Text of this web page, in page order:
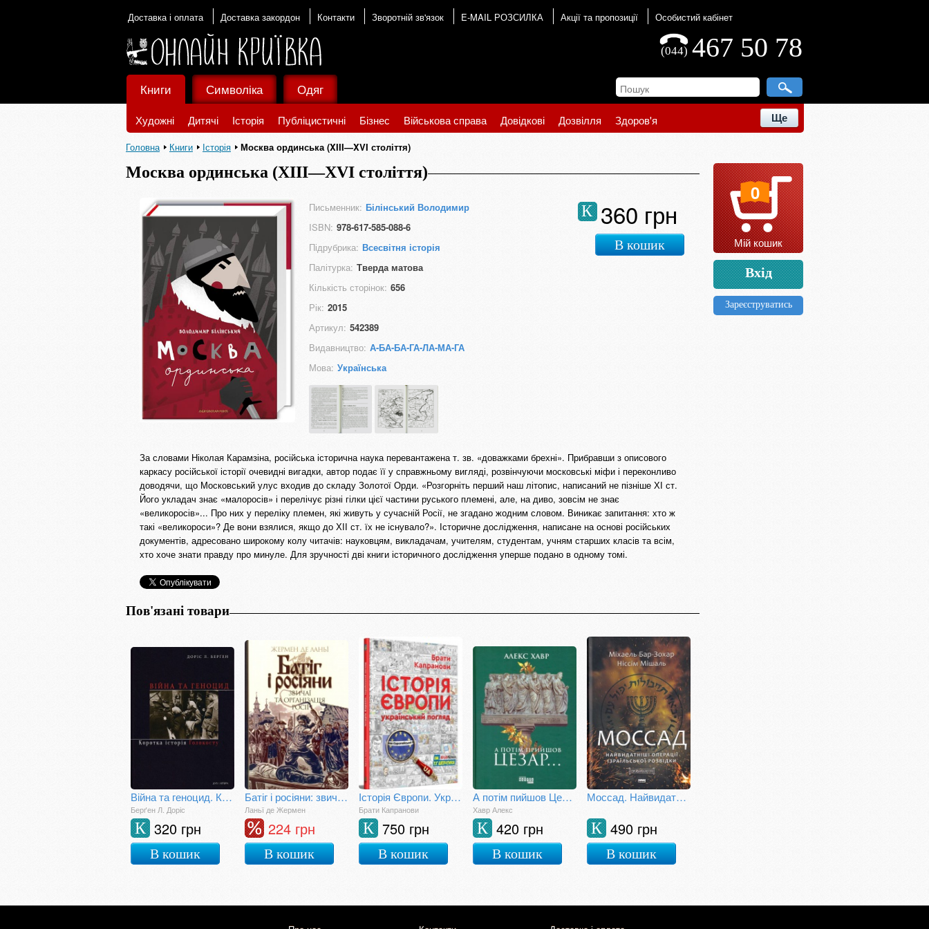
Доставка і оплата Доставка закордон Контакти Зворотній зв'язок E-MAIL РОЗСИЛКА Акції та пропозиції Особистий кабінет
467 50 78
(044)
Книги
Художні Дитячі Історія Публіцистичні Бізнес Військова справа Довідкові Дозвілля Здоров'я Ще
Символіка Одяг
Головна Книги Історія Москва ординська (XIII—XVI століття)
Москва ординська (XIII—XVI століття)
Письменник: Білінський Володимир
ISBN: 978-617-585-088-6
Підрубрика: Всесвітня історія
Палітурка: Тверда матова
Кількість сторінок: 656
Рік: 2015
Артикул: 542389
Видавництво: А-БА-БА-ГА-ЛА-МА-ГА
Мова: Українська
360 грн
К
В кошик
За словами Ніколая Карамзіна, російська історична наука перевантажена т. зв. «доважками брехні». Прибравши з описового
каркасу російської історії очевидні вигадки, автор подає її у справжньому вигляді, розвінчуючи московські міфи і переконливо
доводячи, що Московський улус входив до складу Золотої Орди. «Розгорніть перший наш літопис, написаний не пізніше ХІ ст.
Його укладач знає «малоросів» і перелічує різні гілки цієї частини руського племені, але, на диво, зовсім не знає
«великоросів»... Про них у переліку племен, які живуть у сучасній Росії, не згадано жодним словом. Виникає запитання: хто ж
такі «великороси»? Де вони взялися, якщо до ХІІ ст. їх не існувало?». Історичне дослідження, написане на основі російських
документів, адресовано широкому колу читачів: науковцям, викладачам, учителям, студентам, учням старших класів та всім,
хто хоче знати правду про минуле. Для зручності дві книги історичного дослідження уперше подано в одному томі.
Пов'язані товари
Війна та геноцид. Коротка історія Голокосту
Берґен Л. Доріс
320 грн
К
В кошик
Батіг і росіяни: звичаї та організація Росії
Ланьї де Жермен
224 грн
В кошик
Історія Європи. Український погляд
Брати Капранови
750 грн
К
В кошик
А потім пийшов Цезар...
Хавр Алекс
420 грн
К
В кошик
Моссад. Найвидатніші операції ізраїльської розвідки
490 грн
К
В кошик
0
Мій кошик
Вхід
Зареєструватись